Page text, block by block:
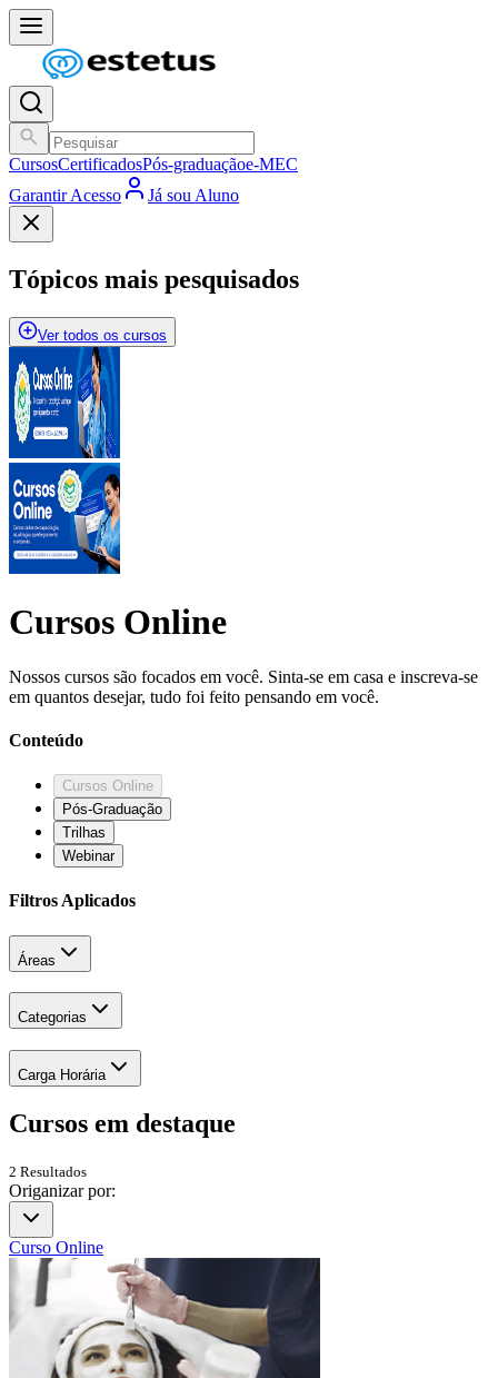
CursosCertificadosPós-graduaçãoe-MEC
Garantir Acesso
Já sou Aluno
Tópicos mais pesquisados
Ver todos os cursos
Cursos Online
Nossos cursos são focados em você. Sinta-se em casa e inscreva-se
em quantos desejar, tudo foi feito pensando em você.
Conteúdo
Cursos Online
Pós-Graduação
Trilhas
Webinar
Filtros Aplicados
Áreas
Categorias
Carga Horária
Cursos em destaque
2 Resultados
Origanizar por:
Curso Online